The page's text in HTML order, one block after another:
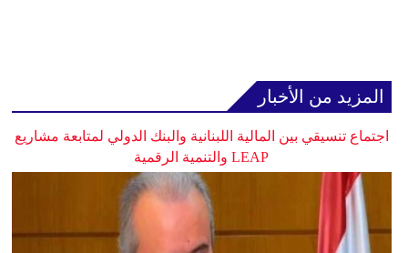
المزيد من الأخبار
اجتماع تنسيقي بين المالية اللبنانية والبنك الدولي لمتابعة مشاريع
LEAP والتنمية الرقمية